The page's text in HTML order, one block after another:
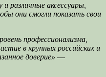
аксессуары,
они смогли показать свои
профессионализма,
в крупных российских и
доверие» —